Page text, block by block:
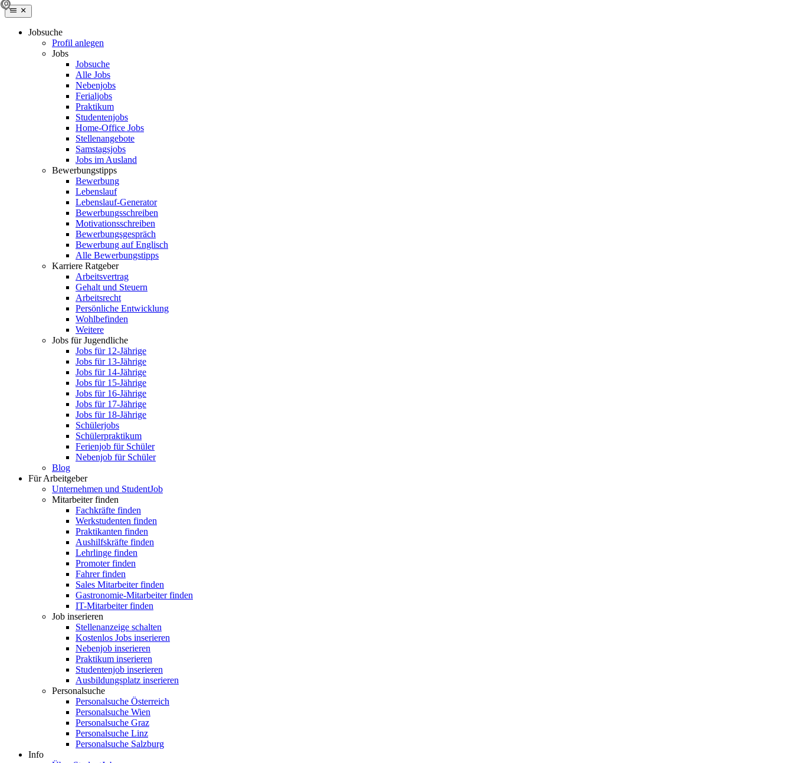
Jobsuche
Profil anlegen
Jobs
Jobsuche
Alle Jobs
Nebenjobs
Ferialjobs
Praktikum
Studentenjobs
Home-Office Jobs
Stellenangebote
Samstagsjobs
Jobs im Ausland
Bewerbungstipps
Bewerbung
Lebenslauf
Lebenslauf-Generator
Bewerbungsschreiben
Motivationsschreiben
Bewerbungsgespräch
Bewerbung auf Englisch
Alle Bewerbungstipps
Karriere Ratgeber
Arbeitsvertrag
Gehalt und Steuern
Arbeitsrecht
Persönliche Entwicklung
Wohlbefinden
Weitere
Jobs für Jugendliche
Jobs für 12-Jährige
Jobs für 13-Jährige
Jobs für 14-Jährige
Jobs für 15-Jährige
Jobs für 16-Jährige
Jobs für 17-Jährige
Jobs für 18-Jährige
Schülerjobs
Schülerpraktikum
Ferienjob für Schüler
Nebenjob für Schüler
Blog
Für Arbeitgeber
Unternehmen und StudentJob
Mitarbeiter finden
Fachkräfte finden
Werkstudenten finden
Praktikanten finden
Aushilfskräfte finden
Lehrlinge finden
Promoter finden
Fahrer finden
Sales Mitarbeiter finden
Gastronomie-Mitarbeiter finden
IT-Mitarbeiter finden
Job inserieren
Stellenanzeige schalten
Kostenlos Jobs inserieren
Nebenjob inserieren
Praktikum inserieren
Studentenjob inserieren
Ausbildungsplatz inserieren
Personalsuche
Personalsuche Österreich
Personalsuche Wien
Personalsuche Graz
Personalsuche Linz
Personalsuche Salzburg
Info